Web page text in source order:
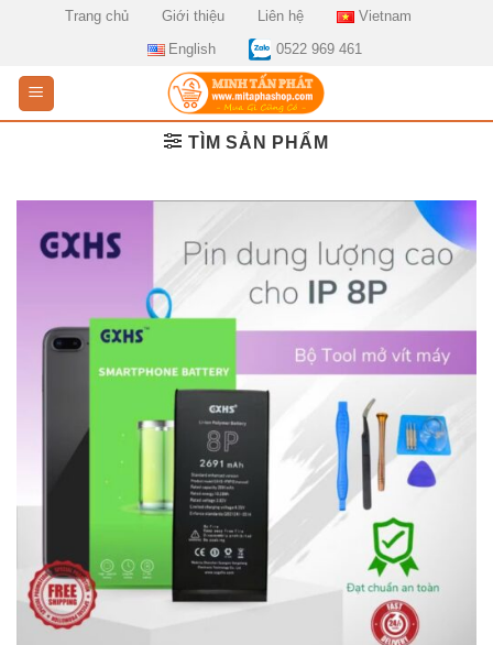
Trang chủ Giới thiệu Liên hệ
Vietnam
English
0522 969 461
TÌM SẢN PHẨM